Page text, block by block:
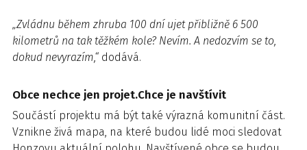
„Zvládnu během zhruba 100 dní ujet přibližně 6 500
kilometrů na tak těžkém kole? Nevím. A nedozvím se to,
dokud nevyrazím,“ dodává.
Obce nechce jen projet.Chce je navštívit
Součástí projektu má být také výrazná komunitní část.
Vznikne živá mapa, na které budou lidé moci sledovat